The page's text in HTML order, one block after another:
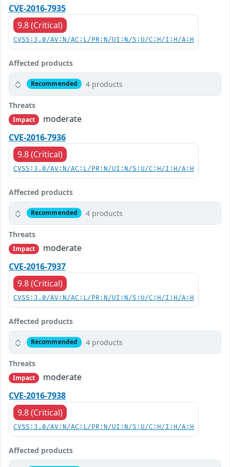
CVE-2016-7935
9.8 (Critical)
CVSS:3.0/AV:N/AC:L/PR:N/UI:N/S:U/C:H/I:H/A:H
Affected products
Recommended 4 products
Threats
Impact
moderate
CVE-2016-7936
9.8 (Critical)
CVSS:3.0/AV:N/AC:L/PR:N/UI:N/S:U/C:H/I:H/A:H
Affected products
Recommended 4 products
Threats
Impact
moderate
CVE-2016-7937
9.8 (Critical)
CVSS:3.0/AV:N/AC:L/PR:N/UI:N/S:U/C:H/I:H/A:H
Affected products
Recommended 4 products
Threats
Impact
moderate
CVE-2016-7938
9.8 (Critical)
CVSS:3.0/AV:N/AC:L/PR:N/UI:N/S:U/C:H/I:H/A:H
Affected products